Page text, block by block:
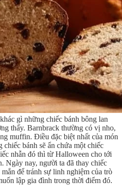
gì những chiếc bánh bông lan
thấy. Barnbrack thường có vị nho,
muffin. Điều đặc biệt nhất của món
bánh sẽ ẩn chứa một chiếc
nhẫn đó thì từ Halloween cho tới
Ngày nay, người ta đã thay chiếc
để tránh sự linh nghiệm của trò
lập gia đình trong thời điểm đó.